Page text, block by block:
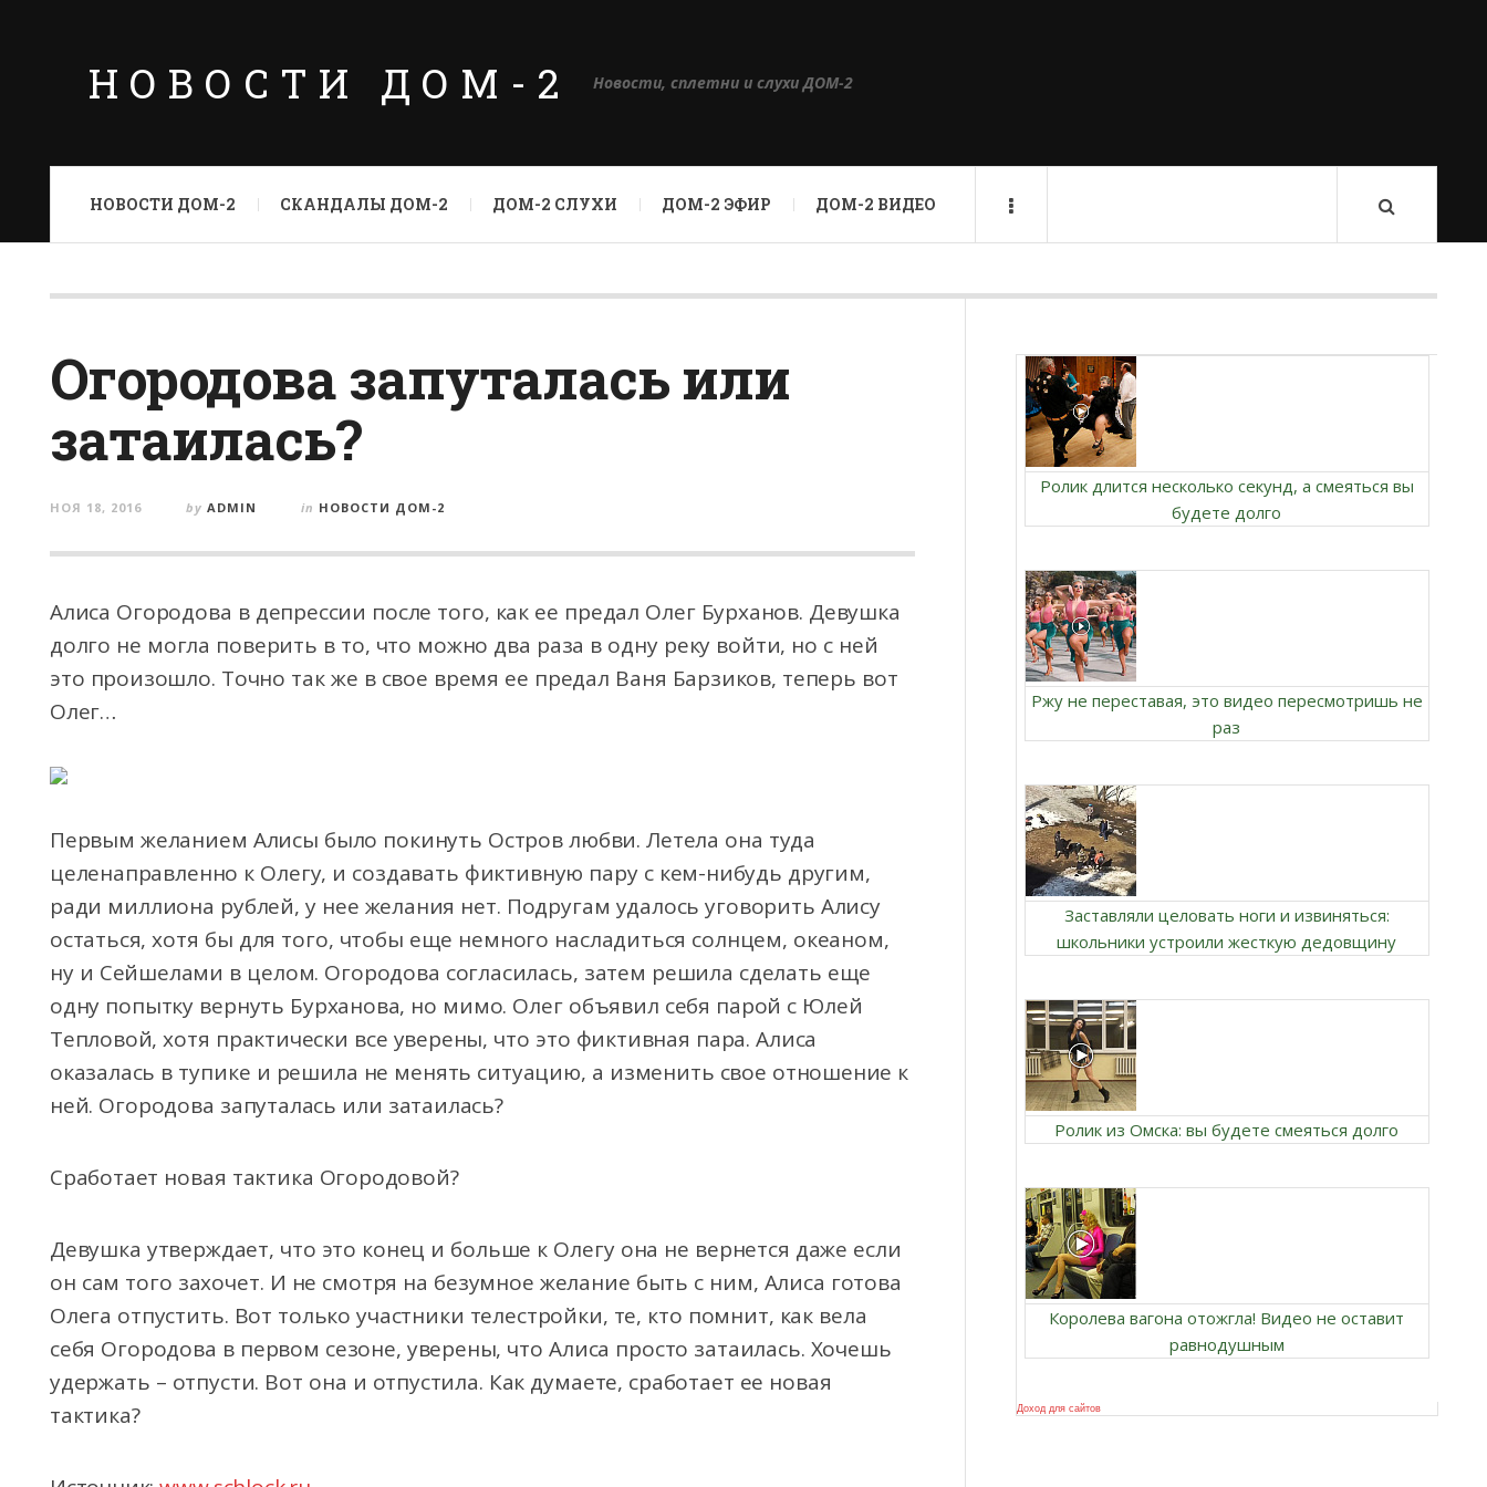
НОВОСТИ ДОМ-2 Новости, сплетни и слухи ДОМ-2
НОВОСТИ ДОМ-2 СКАНДАЛЫ ДОМ-2 ДОМ-2 СЛУХИ ДОМ-2 ЭФИР ДОМ-2 ВИДЕО
Огородова запуталась или
затаилась?
НОЯ 18, 2016 by ADMIN in НОВОСТИ ДОМ-2
Алиса Огородова в депрессии после того, как ее предал Олег Бурханов. Девушка
долго не могла поверить в то, что можно два раза в одну реку войти, но с ней
это произошло. Точно так же в свое время ее предал Ваня Барзиков, теперь вот
Олег…
Первым желанием Алисы было покинуть Остров любви. Летела она туда
целенаправленно к Олегу, и создавать фиктивную пару с кем-нибудь другим,
ради миллиона рублей, у нее желания нет. Подругам удалось уговорить Алису
остаться, хотя бы для того, чтобы еще немного насладиться солнцем, океаном,
ну и Сейшелами в целом. Огородова согласилась, затем решила сделать еще
одну попытку вернуть Бурханова, но мимо. Олег объявил себя парой с Юлей
Тепловой, хотя практически все уверены, что это фиктивная пара. Алиса
оказалась в тупике и решила не менять ситуацию, а изменить свое отношение к
ней. Огородова запуталась или затаилась?
Сработает новая тактика Огородовой?
Девушка утверждает, что это конец и больше к Олегу она не вернется даже если
он сам того захочет. И не смотря на безумное желание быть с ним, Алиса готова
Олега отпустить. Вот только участники телестройки, те, кто помнит, как вела
себя Огородова в первом сезоне, уверены, что Алиса просто затаилась. Хочешь
удержать – отпусти. Вот она и отпустила. Как думаете, сработает ее новая
тактика?
Ролик длится несколько секунд, а смеяться вы
будете долго
Ржу не переставая, это видео пересмотришь не
раз
Заставляли целовать ноги и извиняться:
школьники устроили жесткую дедовщину
Ролик из Омска: вы будете смеяться долго
Королева вагона отожгла! Видео не оставит
равнодушным
Доход для сайтов